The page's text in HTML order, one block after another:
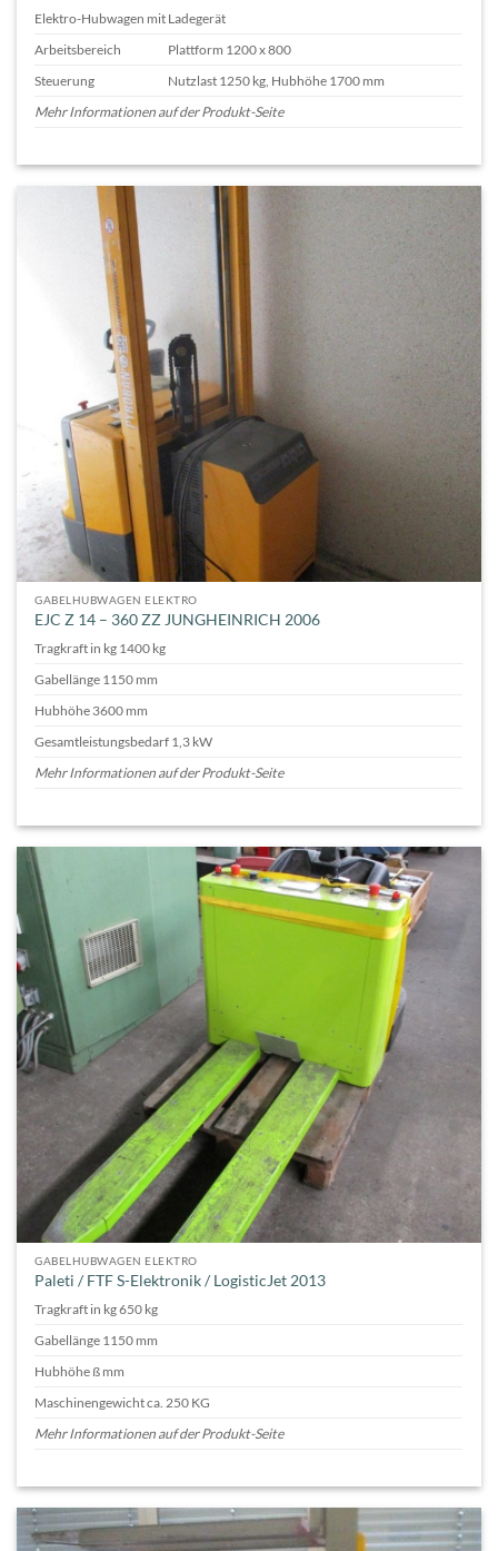
Elektro-Hubwagen mit Ladegerät
Arbeitsbereich
Plattform 1200 x 800
Steuerung
Nutzlast 1250 kg, Hubhöhe 1700 mm
Mehr Informationen auf der Produkt-Seite
GABELHUBWAGEN ELEKTRO
EJC Z 14 – 360 ZZ JUNGHEINRICH 2006
Tragkraft in kg 1400 kg
Gabellänge 1150 mm
Hubhöhe 3600 mm
Gesamtleistungsbedarf 1,3 kW
Mehr Informationen auf der Produkt-Seite
GABELHUBWAGEN ELEKTRO
Paleti / FTF S-Elektronik / LogisticJet 2013
Tragkraft in kg 650 kg
Gabellänge 1150 mm
Hubhöhe ß mm
Maschinengewicht ca. 250 KG
Mehr Informationen auf der Produkt-Seite